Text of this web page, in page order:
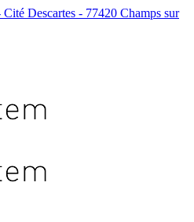
Descartes - 77420 Champs sur